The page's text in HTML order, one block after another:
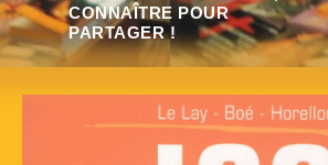
CONNAÎTRE POUR
PARTAGER !